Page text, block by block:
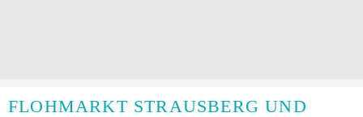
FLOHMARKT STRAUSBERG UND